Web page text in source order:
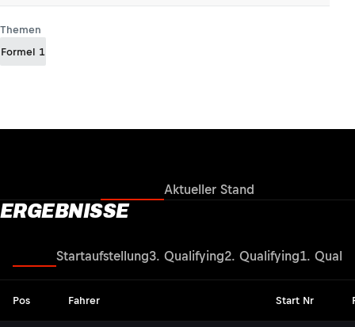
Themen
Formel 1
Aktueller Stand
ERGEBNISSE
Startaufstellung3. Qualifying2. Qualifying1.
Pos Fahrer Start Nr